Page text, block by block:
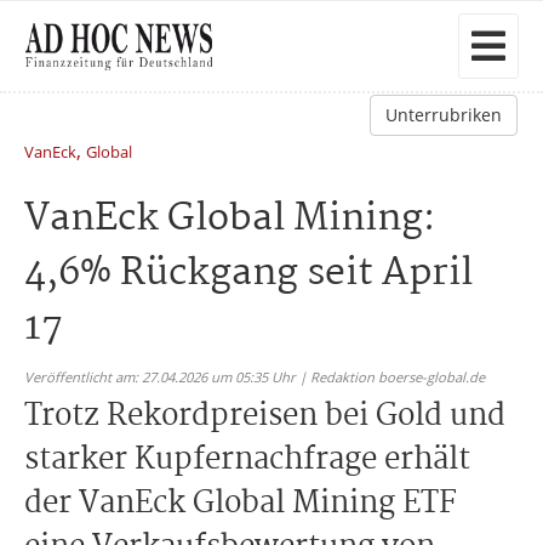
Unterrubriken
VanEck, Global
VanEck Global Mining:
4,6% Rückgang seit April
17
Veröffentlicht am: 27.04.2026 um 05:35 Uhr | Redaktion boerse-global.de
Trotz Rekordpreisen bei Gold und
starker Kupfernachfrage erhält
der VanEck Global Mining ETF